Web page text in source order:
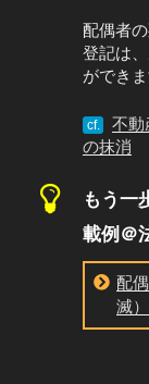
配偶者
登記は
ができま
cf.
不
の抹消
もう一
載例＠
配
滅